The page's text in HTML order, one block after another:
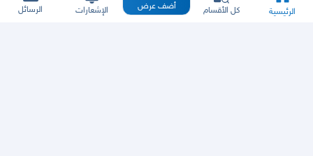
الرئيسية كل الأقسام أضف عرض الإشعارات الرسائل